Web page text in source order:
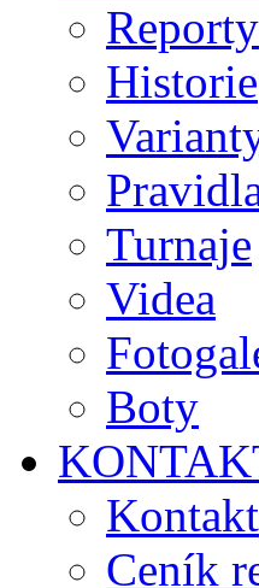
Reporty
Historie
Turnaje
Videa
Boty
Kontakt
Ceník